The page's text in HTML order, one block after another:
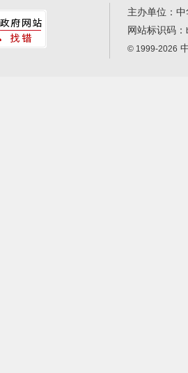
主办单位：
网站标识码：
© 1999-2026